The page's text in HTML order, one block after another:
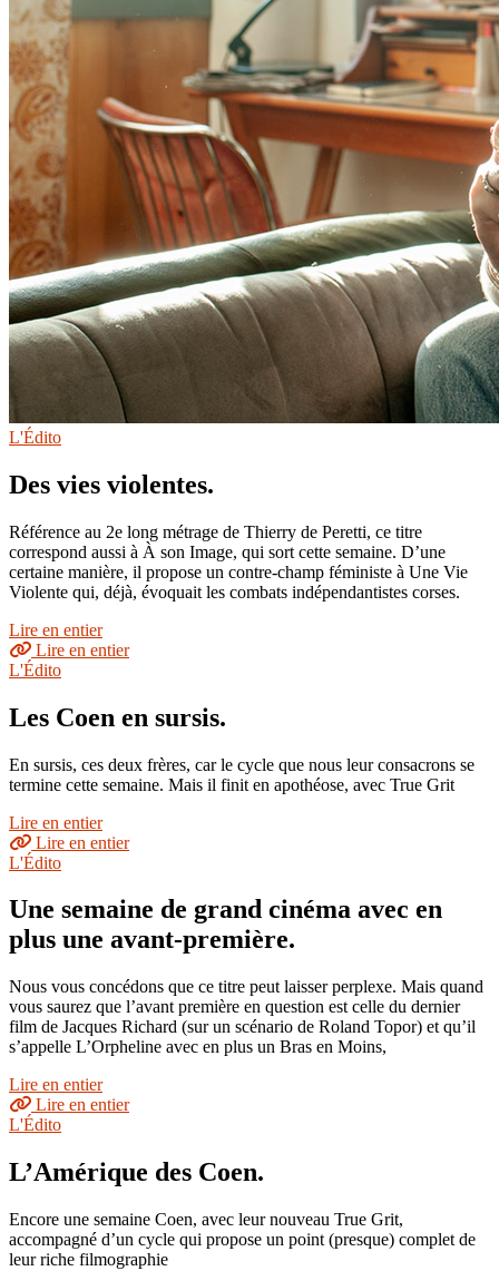
L'Édito
Des vies violentes.
Référence au 2e long métrage de Thierry de Peretti, ce titre
correspond aussi à À son Image, qui sort cette semaine. D’une
certaine manière, il propose un contre-champ féministe à Une Vie
Violente qui, déjà, évoquait les combats indépendantistes corses.
Lire en entier
Lire en entier
L'Édito
Les Coen en sursis.
En sursis, ces deux frères, car le cycle que nous leur consacrons se
termine cette semaine. Mais il finit en apothéose, avec True Grit
Lire en entier
Lire en entier
L'Édito
Une semaine de grand cinéma avec en
plus une avant-première.
Nous vous concédons que ce titre peut laisser perplexe. Mais quand
vous saurez que l’avant première en question est celle du dernier
film de Jacques Richard (sur un scénario de Roland Topor) et qu’il
s’appelle L’Orpheline avec en plus un Bras en Moins,
Lire en entier
Lire en entier
L'Édito
L’Amérique des Coen.
Encore une semaine Coen, avec leur nouveau True Grit,
accompagné d’un cycle qui propose un point (presque) complet de
leur riche filmographie